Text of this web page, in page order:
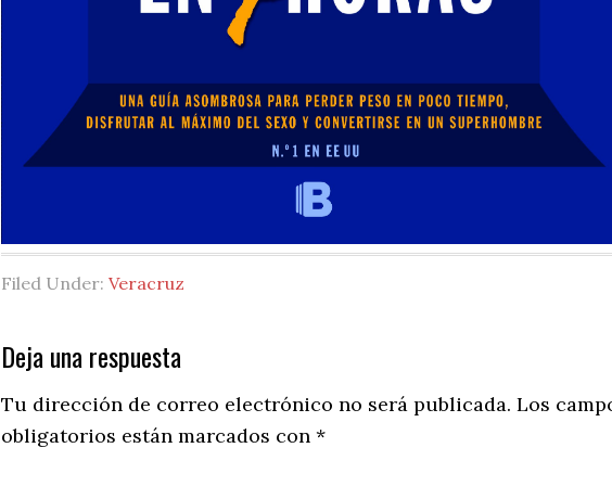
Filed Under: Veracruz
Reader
Interactions
Deja una respuesta
Tu dirección de correo electrónico no será publicada. Los
obligatorios están marcados con *